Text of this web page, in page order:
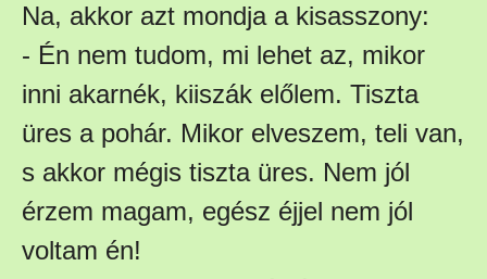
Na, akkor azt mondja a kisasszony:
- Én nem tudom, mi lehet az, mikor
inni akarnék, kiiszák előlem. Tiszta
üres a pohár. Mikor elveszem, teli van,
s akkor mégis tiszta üres. Nem jól
érzem magam, egész éjjel nem jól
voltam én!